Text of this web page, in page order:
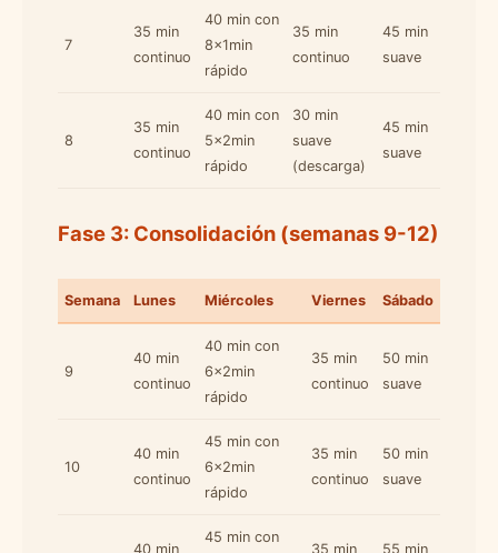
7
35 min
continuo
40 min con
8x1min
rápido
35 min
continuo
45 min
suave
8
35 min
continuo
40 min con
5x2min
rápido
30 min
suave
(descarga)
45 min
suave
Fase 3: Consolidación (semanas 9-12)
Semana Lunes Miércoles Viernes Sábado
9
40 min
continuo
40 min con
6x2min
rápido
35 min
continuo
50 min
suave
10
40 min
continuo
45 min con
6x2min
rápido
35 min
continuo
50 min
suave
40 min
45 min con
35 min
55 min